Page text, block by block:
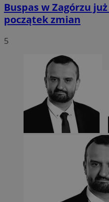
Buspas w Zagórzu
początek zmian
5